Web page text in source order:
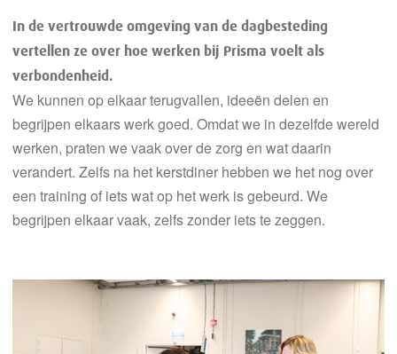
In de vertrouwde omgeving van de dagbesteding
vertellen ze over hoe werken bij Prisma voelt als
verbondenheid.
We kunnen op elkaar terugvallen, ideeën delen en
begrijpen elkaars werk goed. Omdat we in dezelfde wereld
werken, praten we vaak over de zorg en wat daarin
verandert. Zelfs na het kerstdiner hebben we het nog over
een training of iets wat op het werk is gebeurd. We
begrijpen elkaar vaak, zelfs zonder iets te zeggen.